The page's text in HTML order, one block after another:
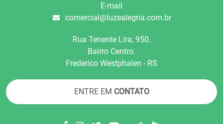
E-mail
comercial@luzealegria.com.br
Rua Tenente Líra, 950.
Bairro Centro.
Frederico Westphalen - RS
ENTRE EM CONTATO